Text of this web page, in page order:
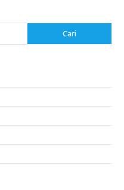
Cari